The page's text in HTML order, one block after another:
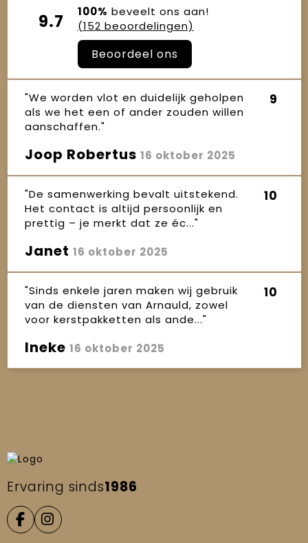
9.7 100% beveelt ons aan!
(152 beoordelingen)
Beoordeel ons
"We worden vlot en duidelijk geholpen
als we het een of ander zouden willen
aanschaffen."
9
Joop Robertus 16 oktober 2025
"De samenwerking bevalt uitstekend.
Het contact is altijd persoonlijk en
prettig – je merkt dat ze éc..."
10
Janet 16 oktober 2025
"Sinds enkele jaren maken wij gebruik
van de diensten van Arnauld, zowel
voor kerstpakketten als ande..."
10
Ineke 16 oktober 2025
Ervaring sinds1986